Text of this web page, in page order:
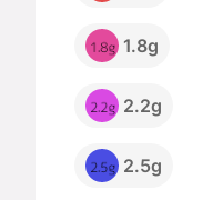
1.8g
2.2g
2.5g